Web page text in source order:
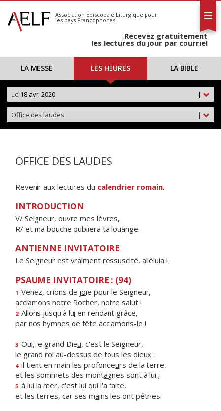
S'abonner
Calendrier
Association Épiscopale Liturgique pour
les pays Francophones
Recevez gratuitement
les lectures du jour par courriel
LA MESSE LES HEURES LA BIBLE
|
Le 18 avr. 2020
|
Office des laudes
OFFICE DES LAUDES
Revenir aux lectures du calendrier romain.
INTRODUCTION
V/ Seigneur, ouvre mes lèvres,
R/ et ma bouche publiera ta louange.
ANTIENNE INVITATOIRE
Le Seigneur est vraiment ressuscité, alléluia !
PSAUME INVITATOIRE : (94)
1 Venez, crions de joie pour le Seigneur,
acclamons notre Rocher, notre salut !
2 Allons jusqu'à lui en rendant grâce,
par nos hymnes de fête acclamons-le !
3 Oui, le grand Dieu, c'est le Seigneur,
le grand roi au-dessus de tous les dieux :
4 il tient en main les profondeurs de la terre,
et les sommets des montagnes sont à lui ;
5 à lui la mer, c'est lui qui l'a faite,
et les terres, car ses mains les ont pétries.